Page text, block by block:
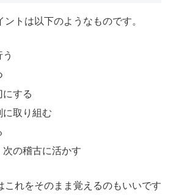
トは以下のようなものです。
にする
に取り組む
の稽古に活かす
これをそのまま覚えるのもいいです